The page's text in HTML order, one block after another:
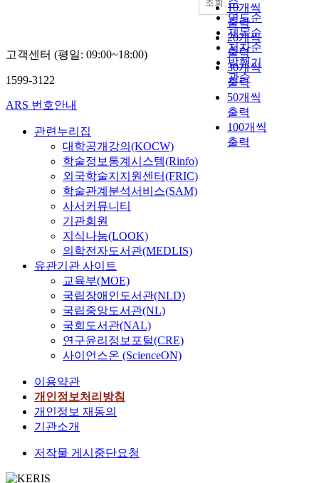
순
연도순
제목순
저자순
발행기
관순
10개씩
출력
20개씩
출력
30개씩
출력
50개씩
출력
100개씩
출력
조회
고객센터 (평일: 09:00~18:00)
1599-3122
ARS 번호안내
관련누리집
대학공개강의(KOCW)
학술정보통계시스템(Rinfo)
외국학술지지원센터(FRIC)
학술관계분석서비스(SAM)
사서커뮤니티
기관회원
지식나눔(LOOK)
의학전자도서관(MEDLIS)
유관기관 사이트
교육부(MOE)
국립장애인도서관(NLD)
국립중앙도서관(NL)
국회도서관(NAL)
연구윤리정보포털(CRE)
사이언스온 (ScienceON)
이용약관
개인정보처리방침
개인정보 재동의
기관소개
저작물 게시중단요청